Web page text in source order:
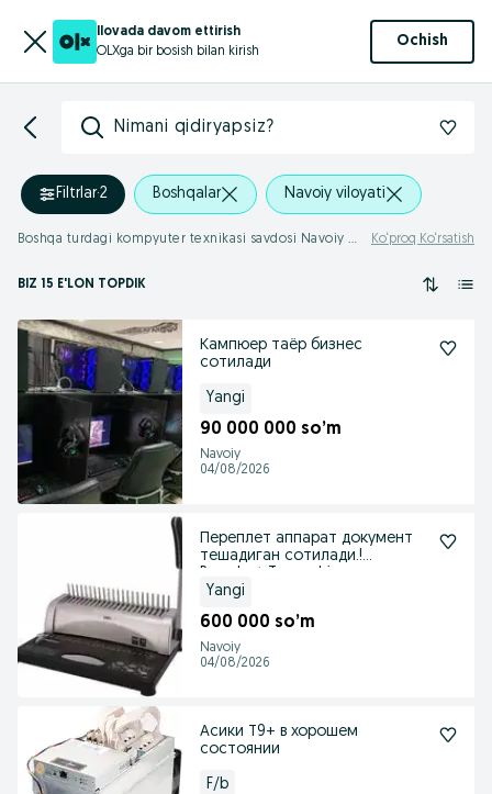
Ilovada davom ettirish
OLXga bir bosish bilan kirish
Ochish
Nimani qidiryapsiz?
Filtrlar·2 Boshqalar Navoiy viloyati
Boshqa turdagi kompyuter texnikasi savdosi Navoiy viloyati Ko‘proq Ko‘rsatish
BIZ 15 E'LON TOPDIK
Кампюер таёр бизнес
сотилади
Yangi
90 000 000 so’m
Navoiy
04/08/2026
Переплет аппарат документ
тешадиган сотилади.!
Yangi
600 000 so’m
Navoiy
04/08/2026
Асики Т9+ в хорошем
состоянии
F/b